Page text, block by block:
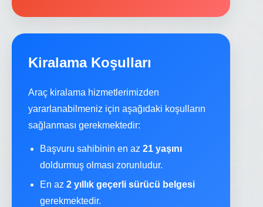
Kiralama Koşulları
Araç kiralama hizmetlerimizden
yararlanabilmeniz için aşağıdaki koşulların
sağlanması gerekmektedir:
Başvuru sahibinin en az 21 yaşını
doldurmuş olması zorunludur.
En az 2 yıllık geçerli sürücü belgesi
gerekmektedir.